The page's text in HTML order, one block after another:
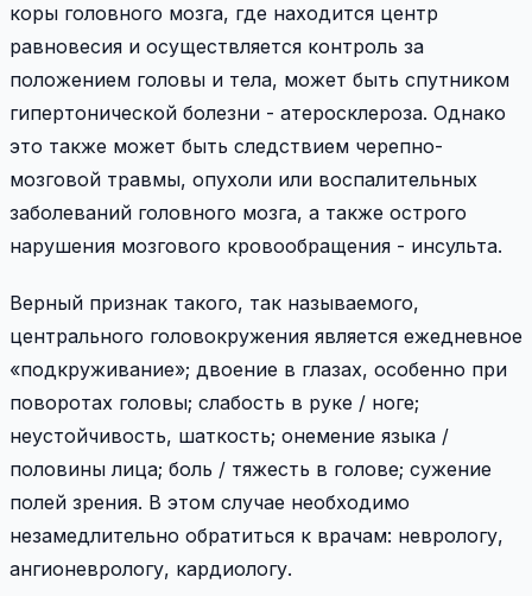
коры головного мозга, где находится центр
равновесия и осуществляется контроль за
положением головы и тела, может быть спутником
гипертонической болезни - атеросклероза. Однако
это также может быть следствием черепно-
мозговой травмы, опухоли или воспалительных
заболеваний головного мозга, а также острого
нарушения мозгового кровообращения - инсульта.
Верный признак такого, так называемого,
центрального головокружения является ежедневное
«подкруживание»; двоение в глазах, особенно при
поворотах головы; слабость в руке / ноге;
неустойчивость, шаткость; онемение языка /
половины лица; боль / тяжесть в голове; сужение
полей зрения. В этом случае необходимо
незамедлительно обратиться к врачам: неврологу,
ангионеврологу, кардиологу.